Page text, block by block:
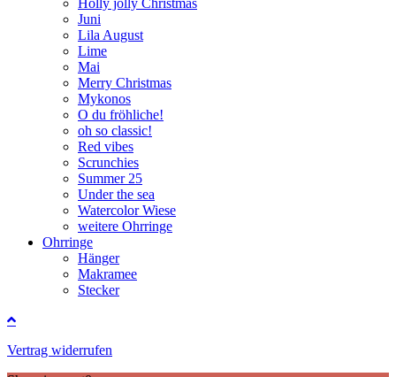
Holly jolly Christmas
Juni
Lila August
Lime
Mai
Merry Christmas
Mykonos
O du fröhliche!
oh so classic!
Red vibes
Scrunchies
Summer 25
Under the sea
Watercolor Wiese
weitere Ohrringe
Ohrringe
Hänger
Makramee
Stecker
Vertrag widerrufen